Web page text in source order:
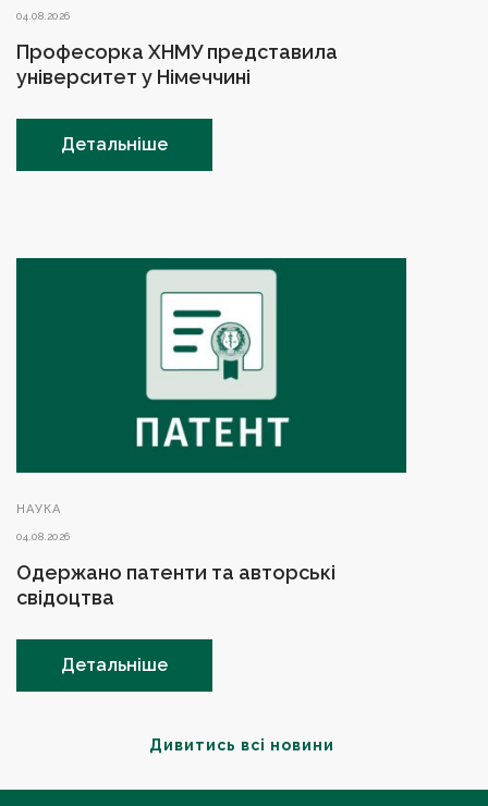
Дивитись всі новини
04.08.2026
Професорка ХНМУ представила
університет у Німеччині
Детальніше
НАУКА
04.08.2026
Одержано патенти та авторські
свідоцтва
Детальніше